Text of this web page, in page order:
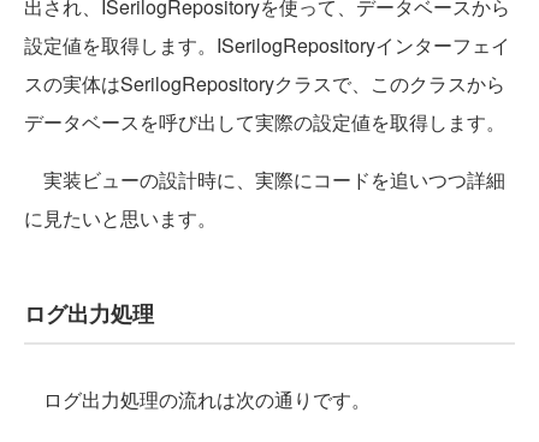
出され、ISerilogRepositoryを使って、データベースから
設定値を取得します。ISerilogRepositoryインターフェイ
スの実体はSerilogRepositoryクラスで、このクラスから
データベースを呼び出して実際の設定値を取得します。
実装ビューの設計時に、実際にコードを追いつつ詳細
に見たいと思います。
ログ出力処理
ログ出力処理の流れは次の通りです。